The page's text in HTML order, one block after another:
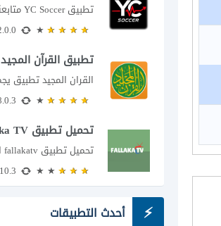
تطبيق القرآن المجيد
تحميل تطبيق Fallaka TV
تحميل تطبيق fallakatv اخر اصدار
أحدث التطبيقات